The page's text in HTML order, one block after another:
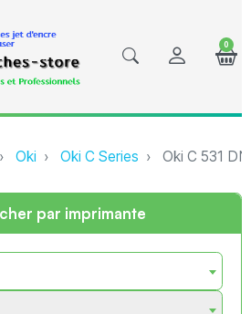
0
Oki Oki C Series Oki C 531 DN
par imprimante